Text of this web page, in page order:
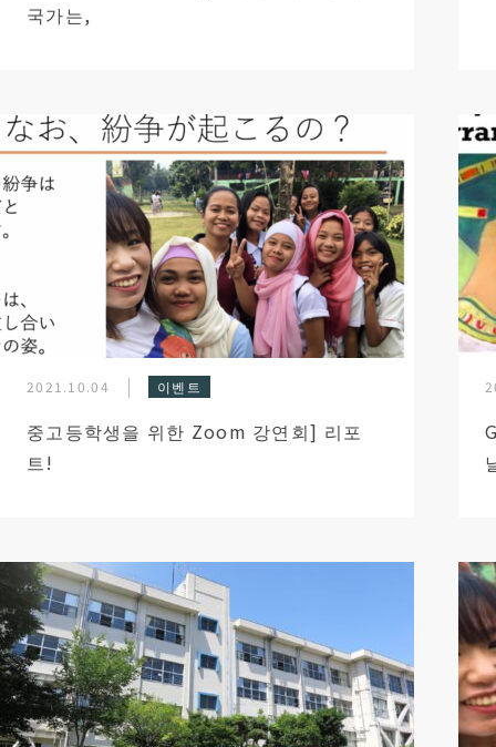
국가는,
2021.10.04 이벤트
중고등학생을 위한 Zoom 강연회] 리포
트!